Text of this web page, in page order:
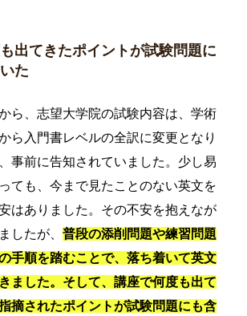
出てきたポイントが試験問題に
た
ら、志望大学院の試験内容は、学術
ら入門書レベルの全訳に変更となり
事前に告知されていました。少し易
ても、今まで見たことのない英文を
はありました。その不安を抱えなが
したが、 普段の添削問題や練習問題
手順を踏むことで、落ち着いて英文
ました。そして、講座で何度も出て
摘されたポイントが試験問題にも含